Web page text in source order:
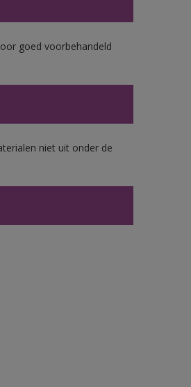
goed voorbehandeld
niet uit onder de